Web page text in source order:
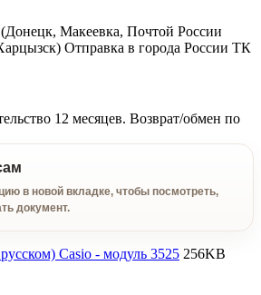
(Донецк, Макеевка, Почтой России
Отправка в города России ТК
12 месяцев. Возврат/обмен по
в новой вкладке, чтобы посмотреть,
документ.
Casio - модуль 3525 256KB